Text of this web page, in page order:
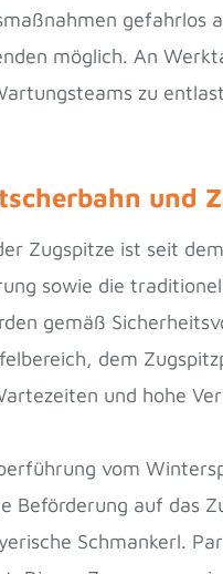
gefahrlos
möglich. An
zu
und
Zugspitze ist seit
sowie die
gemäß
dem
und hohe
vom
Beförderung auf das
Schmankerl.